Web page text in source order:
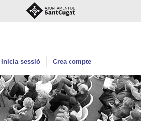
Inicia sessió Crea compte